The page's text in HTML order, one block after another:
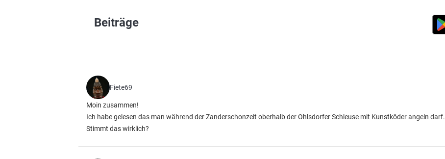
Beiträge
Fiete69
Moin zusammen!
Ich habe gelesen das man während der Zanderschonzeit oberhalb der Ohlsdorfer Schleuse mit Kunstköder angeln darf.
Stimmt das wirklich?